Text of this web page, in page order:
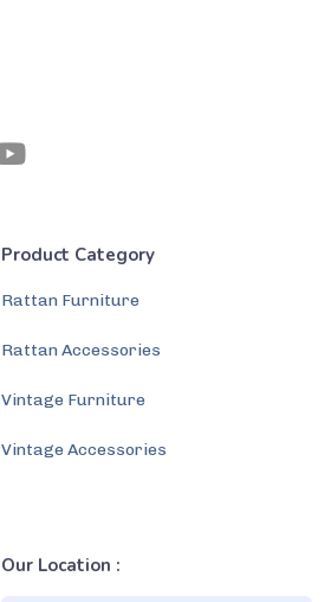
Product Category
Rattan Furniture
Rattan Accessories
Vintage Furniture
Vintage Accessories
Our Location :